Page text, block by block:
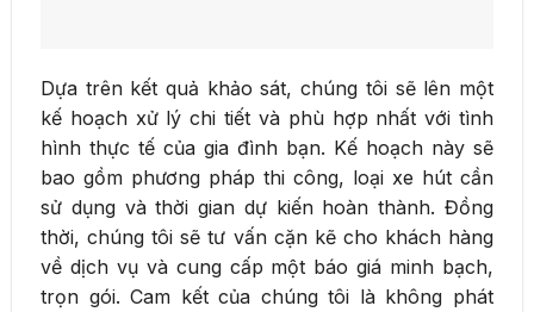
Dựa trên kết quả khảo sát, chúng tôi sẽ lên một
kế hoạch xử lý chi tiết và phù hợp nhất với tình
hình thực tế của gia đình bạn. Kế hoạch này sẽ
bao gồm phương pháp thi công, loại xe hút cần
sử dụng và thời gian dự kiến hoàn thành. Đồng
thời, chúng tôi sẽ tư vấn cặn kẽ cho khách hàng
về dịch vụ và cung cấp một báo giá minh bạch,
trọn gói. Cam kết của chúng tôi là không phát